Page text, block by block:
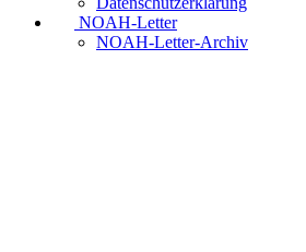
NOAH-Letter
NOAH-Letter-Archiv